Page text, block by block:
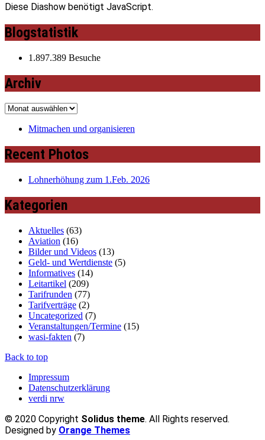
Diese Diashow benötigt JavaScript.
Blogstatistik
1.897.389 Besuche
Archiv
Archiv
Mitmachen und organisieren
Recent Photos
Lohnerhöhung zum 1.Feb. 2026
Kategorien
Aktuelles (63)
Aviation (16)
Bilder und Videos (13)
Geld- und Wertdienste (5)
Informatives (14)
Leitartikel (209)
Tarifrunden (77)
Tarifverträge (2)
Uncategorized (7)
Veranstaltungen/Termine (15)
wasi-fakten (7)
Back to top
Impressum
Datenschutzerklärung
verdi nrw
© 2020 Copyright Solidus theme. All Rights reserved.
Designed by Orange Themes